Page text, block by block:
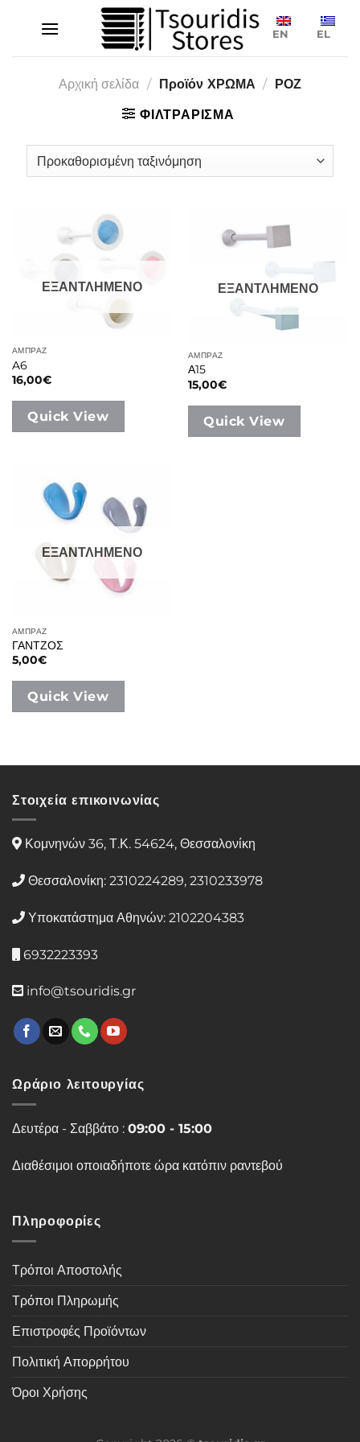
EN EL
Αρχική σελίδα / Προϊόν ΧΡΩΜΑ / ΡΟΖ
ΦΙΛΤΡΑΡΙΣΜΑ
ΕΞΑΝΤΛΗΜΕΝΟ
ΑΜΠΡΑΖ
A6
16,00€
Quick View
ΕΞΑΝΤΛΗΜΕΝΟ
ΑΜΠΡΑΖ
Α15
15,00€
Quick View
ΕΞΑΝΤΛΗΜΕΝΟ
ΑΜΠΡΑΖ
ΓΑΝΤΖΟΣ
5,00€
Quick View
Στοιχεία επικοινωνίας
Κομνηνών 36, Τ.Κ. 54624, Θεσσαλονίκη
Θεσσαλονίκη: 2310224289, 2310233978
Υποκατάστημα Αθηνών: 2102204383
6932223393
info@tsouridis.gr
Ωράριο λειτουργίας
Δευτέρα - Σαββάτο : 09:00 - 15:00
Διαθέσιμοι οποιαδήποτε ώρα κατόπιν ραντεβού
Πληροφορίες
Τρόποι Αποστολής
Τρόποι Πληρωμής
Επιστροφές Προϊόντων
Πολιτική Απορρήτου
Όροι Χρήσης